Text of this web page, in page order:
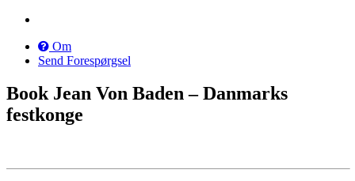
Om
Send Forespørgsel
Book Jean Von Baden – Danmarks
festkonge